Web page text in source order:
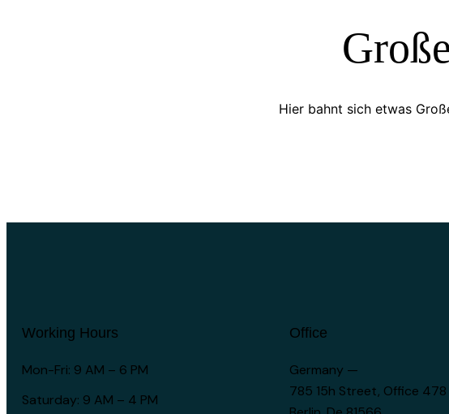
Hier bahnt sich etwas
Working Hours
Mon-Fri: 9 AM – 6 PM
Saturday: 9 AM – 4 PM
Office
Germany —
785 15h Street, Office 478